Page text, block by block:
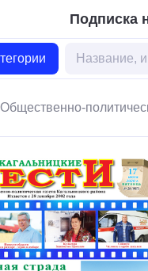
Подписка
Общественно-